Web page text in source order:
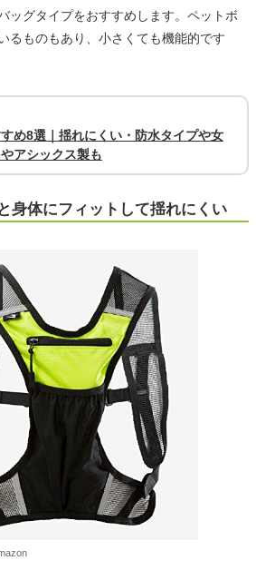
ッグタイプをおすすめします。ペットボ
るものもあり、小さくても機能的です
め8選｜揺れにくい・防水タイプや女
アシックス製も
身体にフィットして揺れにくい